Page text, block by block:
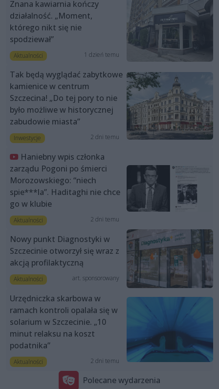
Znana kawiarnia kończy
działalność. „Moment,
którego nikt się nie
spodziewał”
Aktualności 1 dzień temu
Tak będą wyglądać zabytkowe
kamienice w centrum
Szczecina! „Do tej pory to nie
było możliwe w historycznej
zabudowie miasta”
Inwestycje 2 dni temu
Haniebny wpis członka
zarządu Pogoni po śmierci
Morozowskiego: “niech
spie***la”. Haditaghi nie chce
go w klubie
Aktualności 2 dni temu
Nowy punkt Diagnostyki w
Szczecinie otworzył się wraz z
akcją profilaktyczną
Aktualności art. sponsorowany
Urzędniczka skarbowa w
ramach kontroli opalała się w
solarium w Szczecinie. „10
minut relaksu na koszt
podatnika”
Aktualności 2 dni temu
Polecane wydarzenia